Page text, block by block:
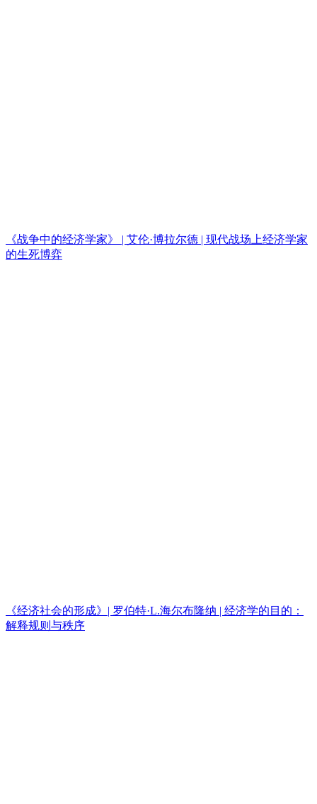
《战争中的经济学家》 | 艾伦·博拉尔德 | 现代战场上经济学家
的生死博弈
《经济社会的形成》| 罗伯特·L.海尔布隆纳 | 经济学的目的：
解释规则与秩序